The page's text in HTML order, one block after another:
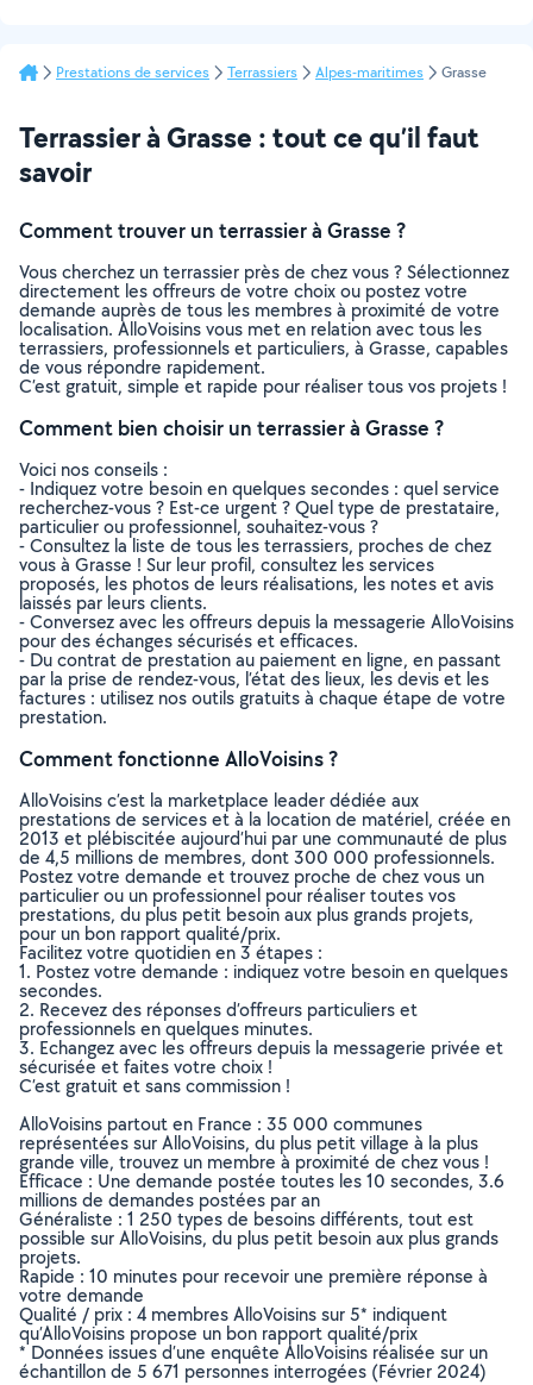
Prestations de services Terrassiers Alpes-maritimes Grasse
Terrassier à Grasse : tout ce qu’il faut
savoir
Comment trouver un terrassier à Grasse ?
Vous cherchez un terrassier près de chez vous ? Sélectionnez
directement les offreurs de votre choix ou postez votre
demande auprès de tous les membres à proximité de votre
localisation. AlloVoisins vous met en relation avec tous les
terrassiers, professionnels et particuliers, à Grasse, capables
de vous répondre rapidement.
C’est gratuit, simple et rapide pour réaliser tous vos projets !
Comment bien choisir un terrassier à Grasse ?
Voici nos conseils :
- Indiquez votre besoin en quelques secondes : quel service
recherchez-vous ? Est-ce urgent ? Quel type de prestataire,
particulier ou professionnel, souhaitez-vous ?
- Consultez la liste de tous les terrassiers, proches de chez
vous à Grasse ! Sur leur profil, consultez les services
proposés, les photos de leurs réalisations, les notes et avis
laissés par leurs clients.
- Conversez avec les offreurs depuis la messagerie AlloVoisins
pour des échanges sécurisés et efficaces.
- Du contrat de prestation au paiement en ligne, en passant
par la prise de rendez-vous, l’état des lieux, les devis et les
factures : utilisez nos outils gratuits à chaque étape de votre
prestation.
Comment fonctionne AlloVoisins ?
AlloVoisins c’est la marketplace leader dédiée aux
prestations de services et à la location de matériel, créée en
2013 et plébiscitée aujourd’hui par une communauté de plus
de 4,5 millions de membres, dont 300 000 professionnels.
Postez votre demande et trouvez proche de chez vous un
particulier ou un professionnel pour réaliser toutes vos
prestations, du plus petit besoin aux plus grands projets,
pour un bon rapport qualité/prix.
Facilitez votre quotidien en 3 étapes :
1. Postez votre demande : indiquez votre besoin en quelques
secondes.
2. Recevez des réponses d’offreurs particuliers et
professionnels en quelques minutes.
3. Echangez avec les offreurs depuis la messagerie privée et
sécurisée et faites votre choix !
C’est gratuit et sans commission !
AlloVoisins partout en France : 35 000 communes
représentées sur AlloVoisins, du plus petit village à la plus
grande ville, trouvez un membre à proximité de chez vous !
Efficace : Une demande postée toutes les 10 secondes, 3.6
millions de demandes postées par an
Généraliste : 1 250 types de besoins différents, tout est
possible sur AlloVoisins, du plus petit besoin aux plus grands
projets.
Rapide : 10 minutes pour recevoir une première réponse à
votre demande
Qualité / prix : 4 membres AlloVoisins sur 5* indiquent
qu’AlloVoisins propose un bon rapport qualité/prix
* Données issues d’une enquête AlloVoisins réalisée sur un
échantillon de 5 671 personnes interrogées (Février 2024)